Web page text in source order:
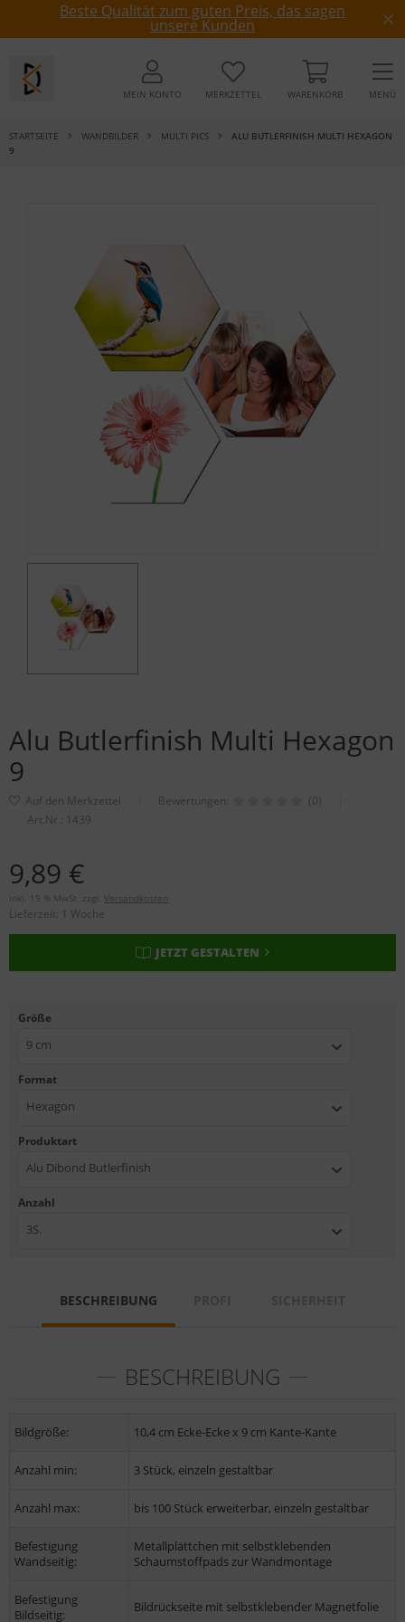
Beste Qualität zum guten Preis, das sagen
unsere Kunden
MEIN KONTO MERKZETTEL WARENKORB MENÜ
STARTSEITE WANDBILDER MULTI PICS
ALU BUTLERFINISH MULTI HEXAGON
9
Alu Butlerfinish Multi Hexagon
9
Bewertungen:
(0)
Art.Nr.: 1439
9,89 €
inkl. 19 % MwSt. zzgl. Versandkosten
Lieferzeit: 1 Woche
JETZT GESTALTEN
Größe
9 cm
Format
Hexagon
Produktart
Alu Dibond Butlerfinish
Anzahl
3S.
BESCHREIBUNG
BESCHREIBUNG
Bildgröße: 10,4 cm Ecke-Ecke x 9 cm Kante-Kante
Anzahl min: 3 Stück, einzeln gestaltbar
Anzahl max: bis 100 Stück erweiterbar, einzeln gestaltbar
Befestigung
Wandseitig:
Metallplättchen mit selbstklebenden
Schaumstoffpads zur Wandmontage
Befestigung
Bildseitig:
Bildrückseite mit selbstklebender Magnetfolie